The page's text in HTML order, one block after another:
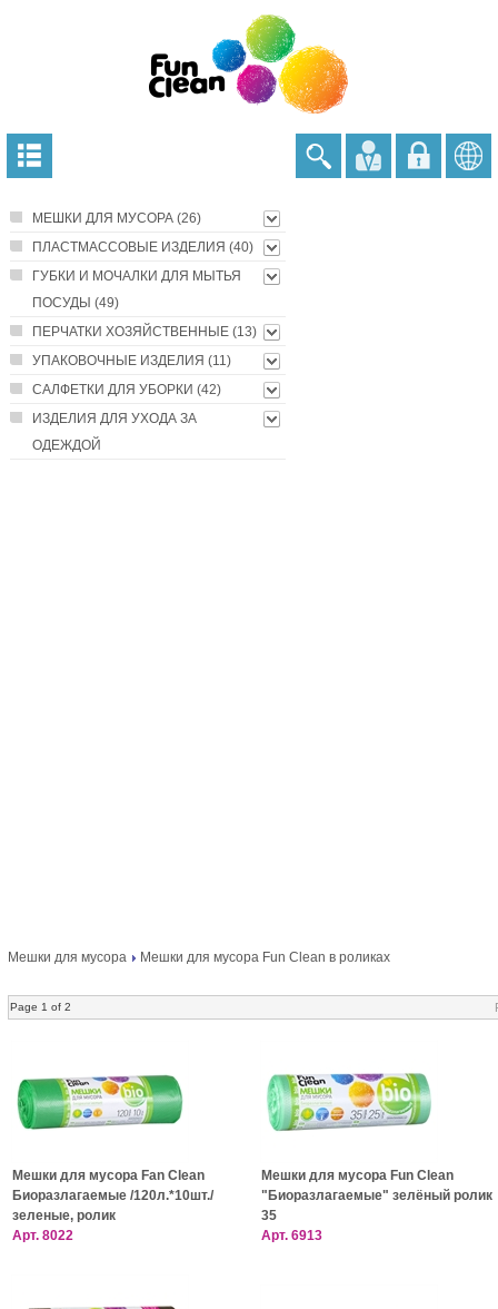
МЕШКИ ДЛЯ МУСОРА (26)
ПЛАСТМАССОВЫЕ ИЗДЕЛИЯ (40)
ГУБКИ И МОЧАЛКИ ДЛЯ МЫТЬЯ
ПОСУДЫ (49)
ПЕРЧАТКИ ХОЗЯЙСТВЕННЫЕ (13)
УПАКОВОЧНЫЕ ИЗДЕЛИЯ (11)
САЛФЕТКИ ДЛЯ УБОРКИ (42)
ИЗДЕЛИЯ ДЛЯ УХОДА ЗА
ОДЕЖДОЙ
Мешки для мусора Мешки для мусора Fun Clean в роликах
Page 1 of 2
Мешки для мусора Fan Clean
Биоразлагаемые /120л.*10шт./
зеленые, ролик
Арт. 8022
Мешки для мусора Fun Clean
"Биоразлагаемые" зелёный ролик
35
Арт. 6913